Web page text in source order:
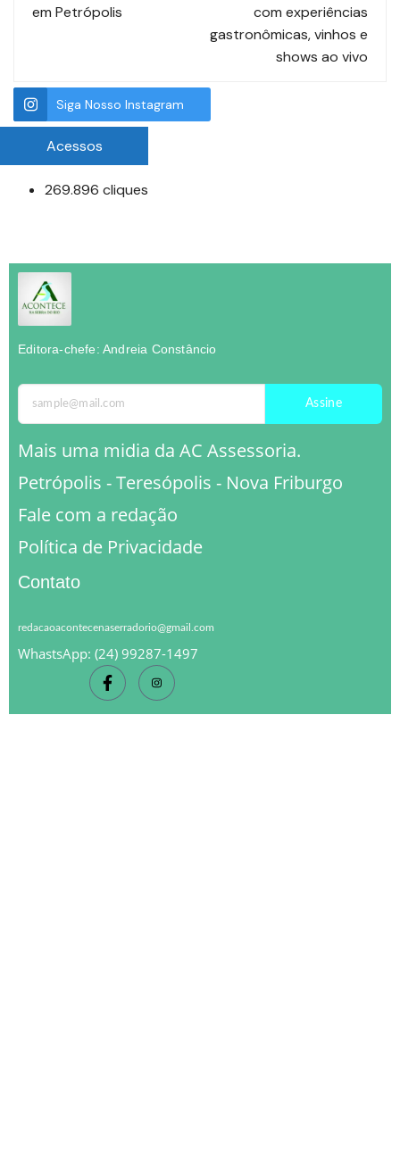
em Petrópolis
com experiências
gastronômicas, vinhos e
shows ao vivo
Siga Nosso Instagram
Acessos
269.896 cliques
Editora-chefe: Andreia Constâncio
Assine
Mais uma midia da AC Assessoria.
Petrópolis - Teresópolis - Nova Friburgo
Fale com a redação
Política de Privacidade
Contato
redacaoacontecenaserradorio@gmail.com
WhastsApp: (24) 99287-1497